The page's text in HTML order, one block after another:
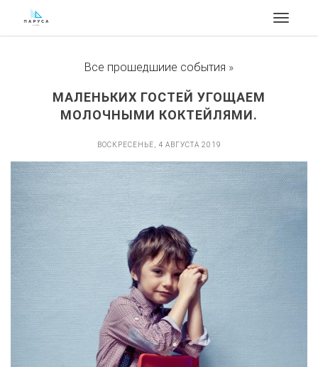
Toggle
Все прошедшиие события »
МАЛЕНЬКИХ ГОСТЕЙ УГОЩАЕМ
МОЛОЧНЫМИ КОКТЕЙЛЯМИ.
ВОСКРЕСЕНЬЕ, 4 АВГУСТА 2019